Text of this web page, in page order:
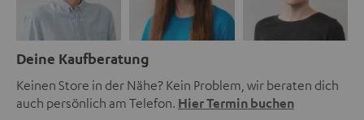
Deine Kaufberatung
Keinen Store in der Nähe? Kein Problem, wir beraten dich
auch persönlich am Telefon. Hier Termin buchen